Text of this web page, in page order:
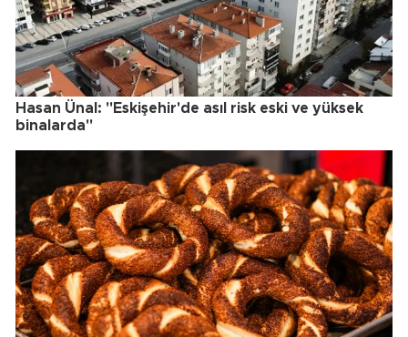
Hasan Ünal: "Eskişehir'de asıl risk eski ve yüksek
binalarda"